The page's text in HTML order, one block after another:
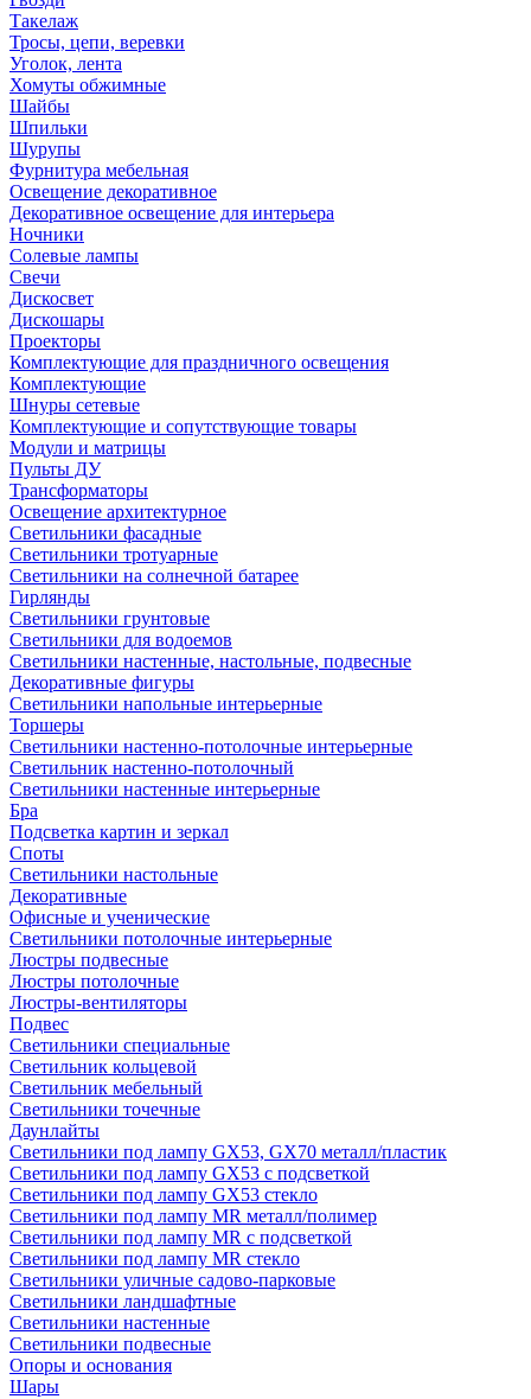
Такелаж
Тросы, цепи, веревки
Уголок, лента
Хомуты обжимные
Шайбы
Шпильки
Шурупы
Фурнитура мебельная
Освещение декоративное
Декоративное освещение для интерьера
Ночники
Солевые лампы
Свечи
Дискосвет
Дискошары
Проекторы
Комплектующие для праздничного освещения
Комплектующие
Шнуры сетевые
Комплектующие и сопутствующие товары
Модули и матрицы
Пульты ДУ
Трансформаторы
Освещение архитектурное
Светильники фасадные
Светильники тротуарные
Светильники на солнечной батарее
Гирлянды
Светильники грунтовые
Светильники для водоемов
Светильники настенные, настольные, подвесные
Декоративные фигуры
Светильники напольные интерьерные
Торшеры
Светильники настенно-потолочные интерьерные
Светильник настенно-потолочный
Светильники настенные интерьерные
Бра
Подсветка картин и зеркал
Споты
Светильники настольные
Декоративные
Офисные и ученические
Светильники потолочные интерьерные
Люстры подвесные
Люстры потолочные
Люстры-вентиляторы
Подвес
Светильники специальные
Светильник кольцевой
Светильник мебельный
Светильники точечные
Даунлайты
Светильники под лампу GX53, GX70 металл/пластик
Светильники под лампу GX53 с подсветкой
Светильники под лампу GX53 стекло
Светильники под лампу MR металл/полимер
Светильники под лампу MR с подсветкой
Светильники под лампу MR стекло
Светильники уличные садово-парковые
Светильники ландшафтные
Светильники настенные
Светильники подвесные
Опоры и основания
Шары